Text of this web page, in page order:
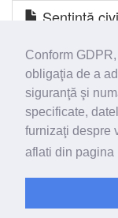
Conform
obligaţia de a
siguranţă şi
specificate,
furnizaţi despre
aflati din pagina
Sentinţă
Anulare decizie
Sentinţă
Tribunalul Dolj
Admite
de către
lichidator judiciar,